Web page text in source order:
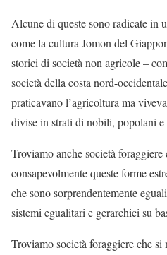
Alcune di queste sono radicate in
come la cultura Jomon del
storici di società non agricole –
società della costa nord-
praticavano l’agricoltura ma
divise in strati di nobili, popolani e
Troviamo anche società
consapevolmente queste forme
che sono sorprendentemente
sistemi egualitari e gerarchici su
Troviamo società foraggiere che si